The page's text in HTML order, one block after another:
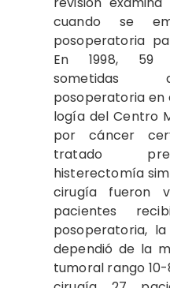
cuando se
posoperatoria
En 1998, 59
sometidas
posoperatoria
logía del Centro
por cáncer
tratado
histerectomía
cirugía fueron
pacientes
posoperatoria,
dependió de la
tumoral rango